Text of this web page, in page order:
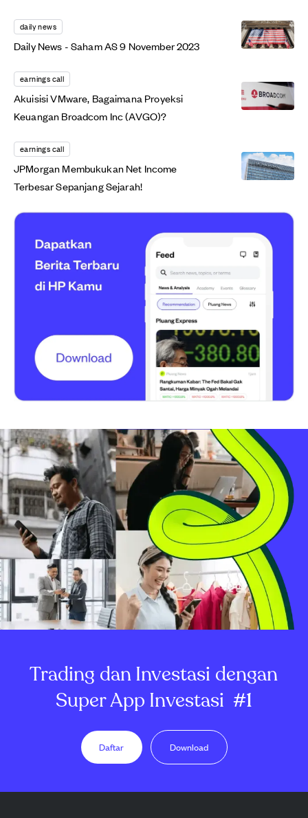
daily news
Daily News - Saham AS 9 November 2023
earnings call
Akuisisi VMware, Bagaimana Proyeksi
Keuangan Broadcom Inc (AVGO)?
earnings call
JPMorgan Membukukan Net Income
Terbesar Sepanjang Sejarah!
Trading dan Investasi dengan
Super App Investasi #1
Daftar Download